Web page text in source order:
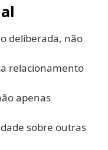
deliberada, não
relacionamento
apenas
sobre outras